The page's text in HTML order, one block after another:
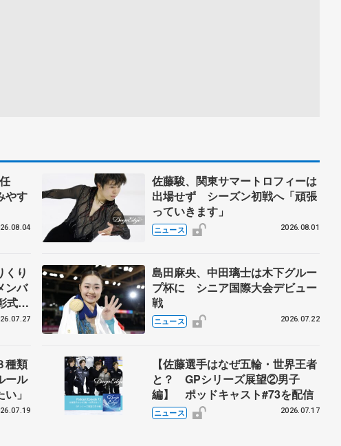
やす
佐藤駿、関東サマートロフィーは
出場せず シーズン初戦へ「頑張
っていきます」
ニュース 2026.08.01
くり
ンバ
式、
園子
島田麻央、中田璃士は木下グルー
プ杯に シニア国際大会デビュー
戦
ニュース 2026.07.22
種類
ール
」
【佐藤選手はなぜ五輪・世界王者
と？ GPシリーズ展望②男子
編】 ポッドキャスト#73を配信
ニュース 2026.07.17